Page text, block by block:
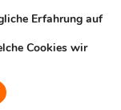
Erfahrung auf
Cookies wir